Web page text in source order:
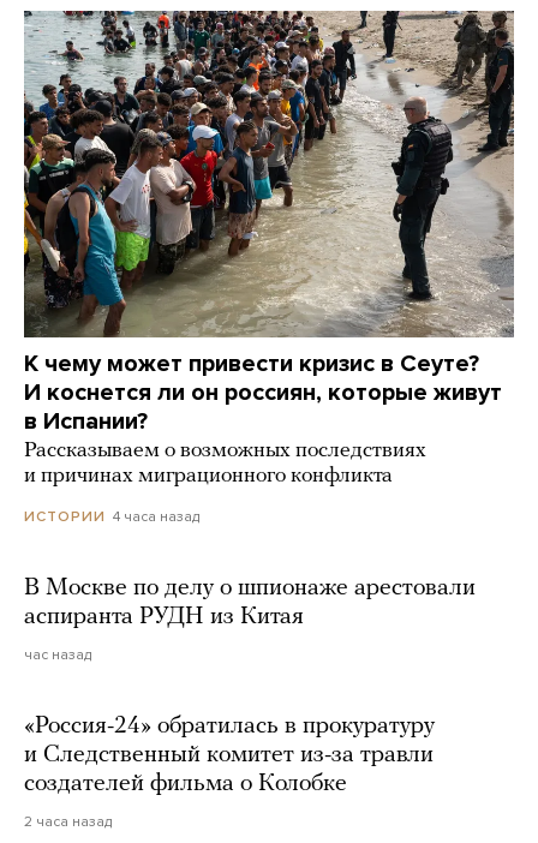
К чему может привести кризис в Сеуте?
И коснется ли он россиян, которые живут
в Испании?
Рассказываем о возможных последствиях
и причинах миграционного конфликта
ИСТОРИИ 4 часа назад
В Москве по делу о шпионаже арестовали
аспиранта РУДН из Китая
час назад
«Россия-24» обратилась в прокуратуру
и Следственный комитет из-за травли
создателей фильма о Колобке
2 часа назад